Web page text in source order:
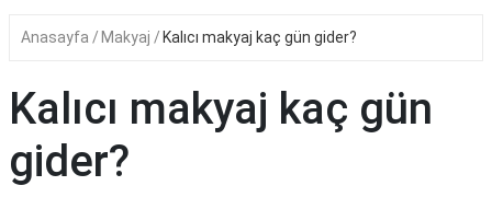
LAZER
PROTEZ
PEELİNG
Anasayfa Makyaj Kalıcı makyaj kaç gün gider?
Kalıcı makyaj kaç gün
gider?